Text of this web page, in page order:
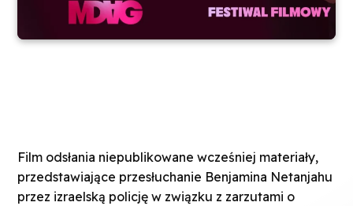
Film odsłania niepublikowane wcześniej materiały,
przedstawiające przesłuchanie Benjamina Netanjahu
przez izraelską policję w związku z zarzutami o